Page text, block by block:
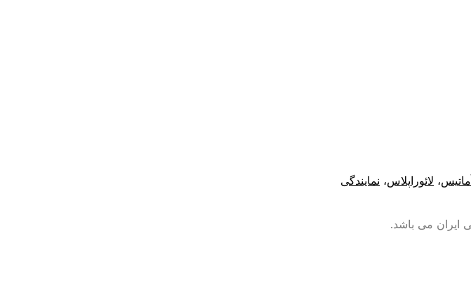
، لائوراپلاس، نمایندگی
ایران می باشد.